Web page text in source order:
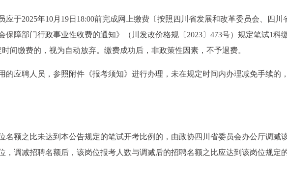
应于2025年10月19日18:00前完成网上缴费〔按照四川省发展和改革委员会、四川
保障部门行政事业性收费的通知》（川发改价格规〔2023〕473号）规定笔试1科
间缴费的，视为自动放弃。缴费成功后，非政策性因素，不予退费。
的应聘人员，参照附件《报考须知》进行办理，未在规定时间内办理减免手续的
名额之比未达到本公告规定的笔试开考比例的，由政协四川省委员会办公厅调减
，调减招聘名额后，该岗位报考人数与调减后的招聘名额之比应达到该岗位规定